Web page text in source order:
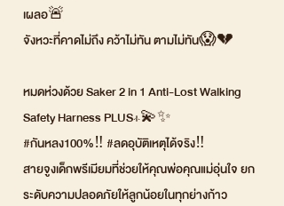
เผลอ🚨
จังหวะที่คาดไม่ถึง คว้าไม่ทัน ตามไม่ทัน😱💔
หมดห่วงด้วย Saker 2 in 1 Anti-Lost Walking
Safety Harness PLUS+💫✨
#กันหลง100%‼ #ลดอุบัติเหตุได้จริง‼
สายจูงเด็กพรีเมียมที่ช่วยให้คุณพ่อคุณแม่อุ่นใจ ยก
ระดับความปลอดภัยให้ลูกน้อยในทุกย่างก้าว